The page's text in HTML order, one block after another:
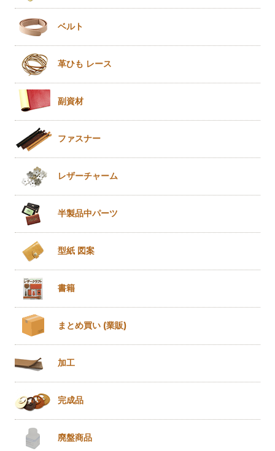
ベルト
革ひも レース
副資材
ファスナー
レザーチャーム
半製品中パーツ
型紙 図案
書籍
まとめ買い (業販)
加工
完成品
廃盤商品